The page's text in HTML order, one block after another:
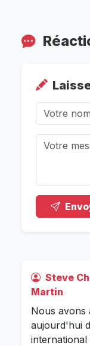
Steve
Martin
Nous avons
aujourd'hui
international